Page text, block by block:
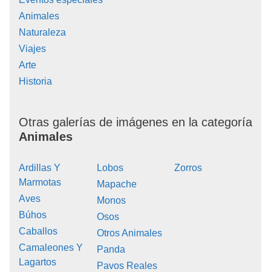
Animales
Naturaleza
Viajes
Arte
Historia
Otras galerías de imágenes en la categoría
Animales
Ardillas Y
Marmotas
Aves
Búhos
Caballos
Camaleones Y
Lagartos
Lobos
Mapache
Monos
Osos
Otros Animales
Panda
Pavos Reales
Zorros